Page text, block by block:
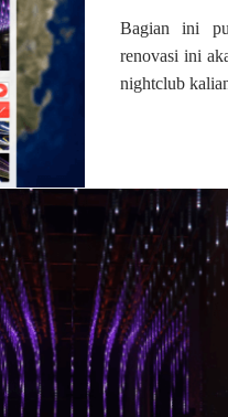
Bagian ini
renovasi ini
nightclub